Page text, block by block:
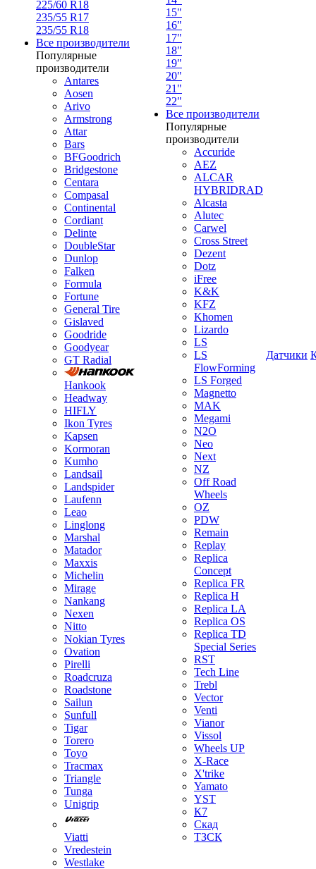
225/60 R18
235/55 R17
235/55 R18
Все производители
Популярные
производители
Antares
Aosen
Arivo
Armstrong
Attar
Bars
BFGoodrich
Bridgestone
Centara
Compasal
Continental
Cordiant
Delinte
DoubleStar
Dunlop
Falken
Formula
Fortune
General Tire
Gislaved
Goodride
Goodyear
GT Radial
Hankook
Headway
HIFLY
Ikon Tyres
Kapsen
Kormoran
Kumho
Landsail
Landspider
Laufenn
Leao
Linglong
Marshal
Matador
Maxxis
Michelin
Mirage
Nankang
Nexen
Nitto
Nokian Tyres
Ovation
Pirelli
Roadcruza
Roadstone
Sailun
Sunfull
Tigar
Torero
Toyo
Tracmax
Triangle
Tunga
Unigrip
Viatti
Vredestein
Westlake
15"
16"
17"
18"
19"
20"
21"
22"
Все производители
Популярные
производители
Accuride
AEZ
ALCAR
HYBRIDRAD
Alcasta
Alutec
Carwel
Cross Street
Dezent
Dotz
iFree
K&K
KFZ
Khomen
Lizardo
LS
LS
FlowForming
LS Forged
Magnetto
MAK
Megami
N2O
Neo
Next
NZ
Off Road
Wheels
OZ
PDW
Remain
Replay
Replica
Concept
Replica FR
Replica H
Replica LA
Replica OS
Replica TD
Special Series
RST
Tech Line
Trebl
Vector
Venti
Vianor
Vissol
Wheels UP
X-Race
X'trike
Yamato
YST
К7
Скад
ТЗСК
Датчики